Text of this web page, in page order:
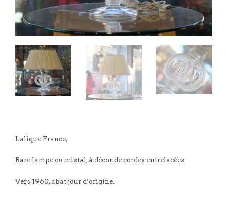
Lalique France,
Rare lampe en cristal, à décor de cordes entrelacées.
Vers 1960, abat jour d’origine.